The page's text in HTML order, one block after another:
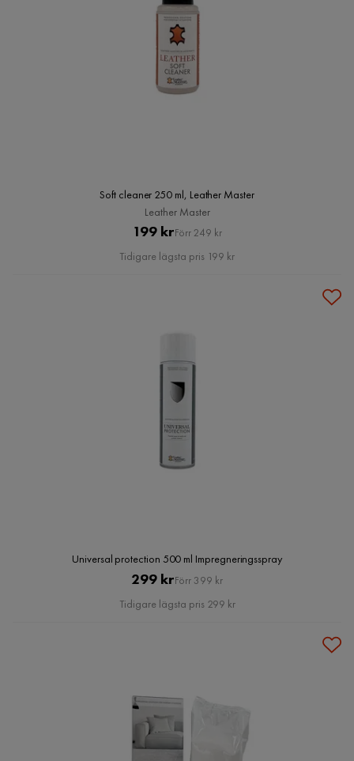
Soft cleaner 250 ml, Leather Master
Leather Master
Pris
199 krOriginal
Pris
Förr 249 kr
Tidigare lägsta pris 199 kr
Universal protection 500 ml Impregneringsspray
Pris
299 krOriginal
Pris
Förr 399 kr
Tidigare lägsta pris 299 kr